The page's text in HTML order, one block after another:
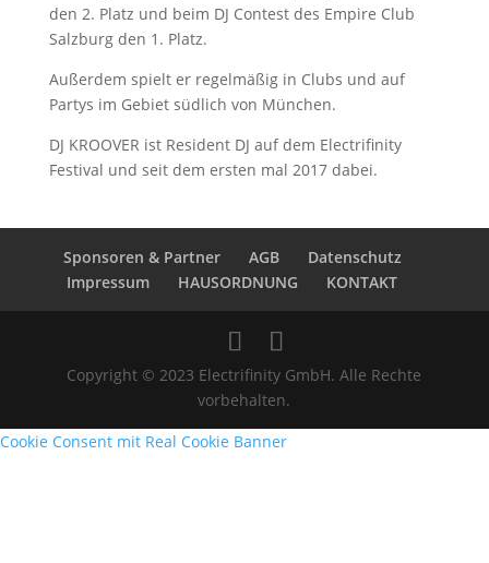
den 2. Platz und beim DJ Contest des Empire Club
Salzburg den 1. Platz.
Außerdem spielt er regelmäßig in Clubs und auf
Partys im Gebiet südlich von München.
DJ KROOVER ist Resident DJ auf dem Electrifinity
Festival und seit dem ersten mal 2017 dabei.
Sponsoren & Partner AGB
Datenschutz
Impressum
HAUSORDNUNG KONTAKT
Copyright © 2023 Electrifinity GmbH. Alle Rechte
vorbehalten.
Cookie Consent mit Real Cookie Banner